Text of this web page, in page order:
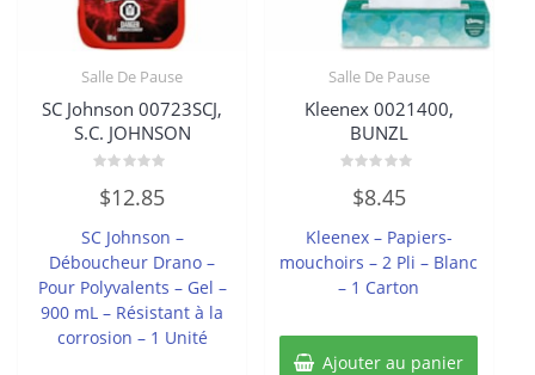
Salle De Pause
SC Johnson 00723SCJ,
S.C. JOHNSON
0
sur
$12.85
SC Johnson –
Déboucheur Drano –
Pour Polyvalents – Gel –
900 mL – Résistant à la
corrosion – 1 Unité
Salle De Pause
Kleenex 0021400,
BUNZL
sur
$8.45
Kleenex – Papiers-
mouchoirs – 2 Pli – Blanc
– 1 Carton
Ajouter au panier